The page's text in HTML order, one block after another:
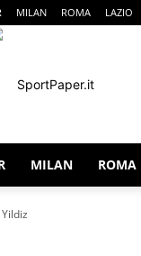
MILAN ROMA LAZIO
MILAN ROMA